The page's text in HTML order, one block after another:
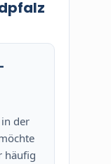
der
häufig